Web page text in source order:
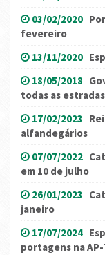
03/02/2020
fevereiro
13/11/2020
18/05/2018
todas as
17/02/2023
alfandegários
07/07/2022
em 10 de julho
26/01/2023
janeiro
17/07/2024
portagens na